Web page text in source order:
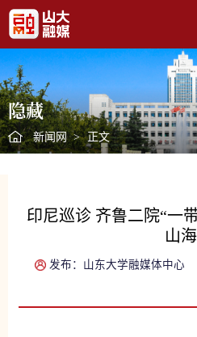
隐藏
新闻网 > 正文
印尼巡诊 齐鲁二院“一
山海
发布：山东大学融媒体中心